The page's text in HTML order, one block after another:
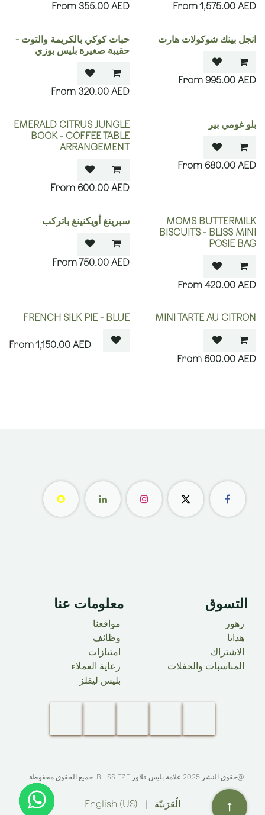
1,575.00 AED
355.00 AED
انجل بينك شوكولات هارت
995.00 AED
حبات كوكي بالكريمة والتوت -
حقيبة صغيرة بليس بوزي
320.00 AED
بلو غومي بير
680.00 AED
EMERALD CITRUS JUNGLE
BOOK - COFFEE TABLE
ARRANGEMENT
600.00 AED
MOMS BUTTERMILK
BISCUITS - BLISS MINI
POSIE BAG
420.00 AED
سبرينغ أويكنينغ باتركب
750.00 AED
MINI TARTE AU CITRON
600.00 AED
FRENCH SILK PIE - BLUE
1,150.00 AED
التسوق
زهور
هدايا
الاشتراك
المناسبات والحفلات
معلومات عنا ​
مواقعنا
وظائف
امتيازات
رعاية العملاء
بليس ليفلز
@حقوق النشر 2025 علامة بليس فلاور BLISS FZE. جميع الحقوق محفوظة.​
الْعَرَبيّة English (US)